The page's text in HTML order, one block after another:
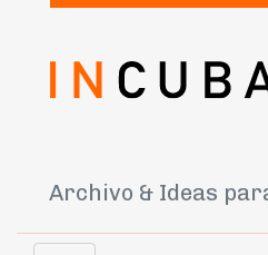
Archivo & Ideas